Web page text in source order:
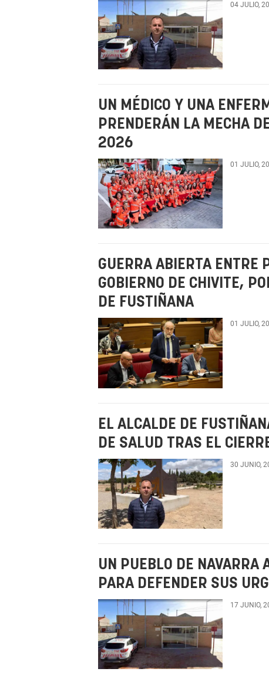
04 JULIO,
UN MÉDICO Y UNA
PRENDERÁN LA MECHA
2026
01 JULIO,
GUERRA ABIERTA ENTRE
GOBIERNO DE CHIVITE,
DE FUSTIÑANA
01 JULIO,
EL ALCALDE DE
DE SALUD TRAS EL
30 JUNIO,
UN PUEBLO DE NAVARRA
PARA DEFENDER SUS
17 JUNIO,